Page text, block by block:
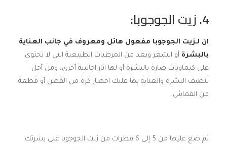
4. زيت الجوجوبا:
ان لـزيت الجوجوبا مفعول هائل ومعروف في جانب العناية
بالبشرة أو الشعر ويعد من المرطبات الطبيعية التي لا تحتوي
على كيماويات ضارة بالبشرة أو لها اثار اجانبية أخرى، ومن أجل
تنظيف البشرة والعناية بها عليك احضار كرة من القطن أو قطعة
من القماش.
ثم ضع عليها من 5 إلى 6 قطرات من زيت الجوجوبا على بشرتك